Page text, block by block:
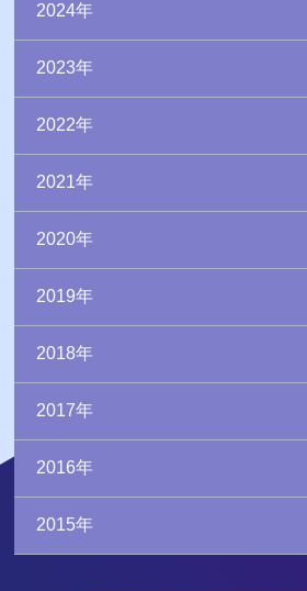
2024年
2023年
2022年
2021年
2020年
2019年
2018年
2017年
2016年
2015年